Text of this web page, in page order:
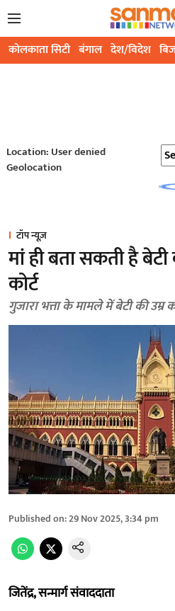
कोलकाता सिटी बंगाल देश/विदेश
Location: User denied
Geolocation
टॉप न्यूज़
मां ही बता सकती है बेटी
कोर्ट
गुजारा भत्ता के मामले में बेटी की उम्र
Published on:29 Nov 2025, 3:34 pm
जितेंद्र, सन्मार्ग संवाददाता